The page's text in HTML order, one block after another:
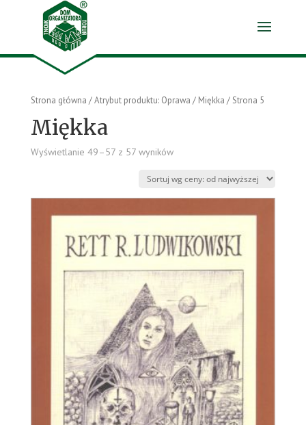
Strona główna / Atrybut produktu: Oprawa / Miękka / Strona 5
Miękka
Wyświetlanie 49–57 z 57 wyników